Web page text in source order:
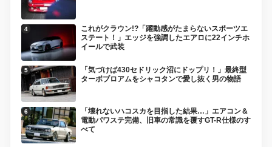
これがクラウン!?「躍動感がたまらないスポーツエ
ステート！」エッジを強調したエアロに22インチホ
イールで武装
「気づけば430セドリック沼にドップリ！」最終型
ターボブロアムをシャコタンで愛し抜く男の物語
「壊れないハコスカを目指した結果…」エアコン＆
電動パワステ完備、旧車の常識を覆すGT-R仕様のす
べて